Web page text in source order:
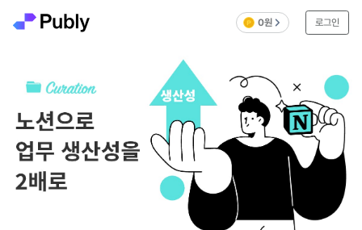
0원 로그인